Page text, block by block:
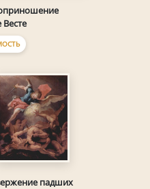
падших